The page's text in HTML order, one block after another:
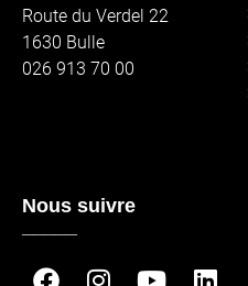
Route du Verdel 22
1630 Bulle
026 913 70 00
Nous suivre